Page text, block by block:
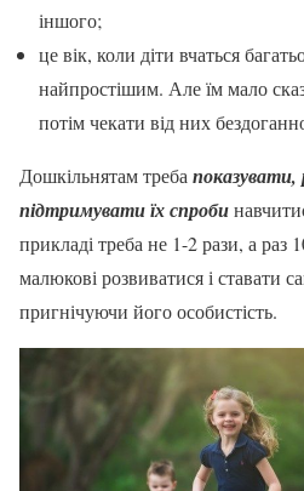
іншого;
це вік, коли діти вчаться
найпростішим. Але їм мало
потім чекати від них
Дошкільнятам треба показувати,
підтримувати їх спроби
прикладі треба не 1-2 рази, а
малюкові розвиватися і ставати
пригнічуючи його особистість.